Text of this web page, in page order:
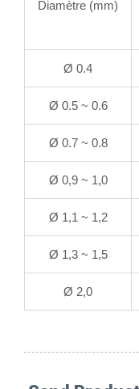
Diamètre (mm)
Ø 0.4
Ø 0.5 ~ 0.6
Ø 0.7 ~ 0.8
Ø 0,9 ~ 1,0
Ø 1,1 ~ 1,2
Ø 1,3 ~ 1,5
Ø 2,0